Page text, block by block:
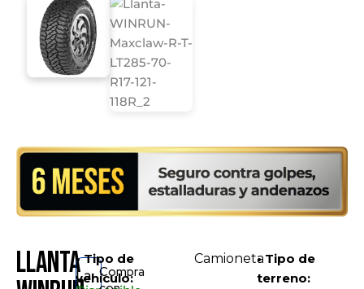
Llanta
Compra
La
• Tipo de
vehículo:
Camioneta• Tipo de
terreno: